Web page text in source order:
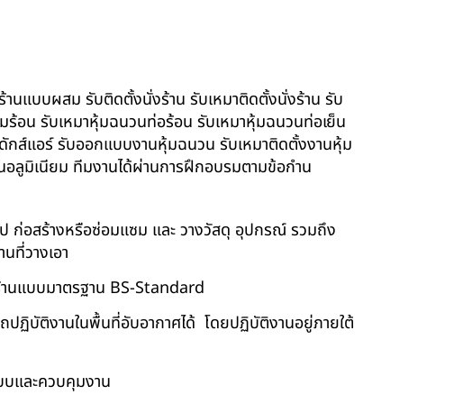
านแบบผสม รับติดตั้งนั่งร้าน รับเหมาติดตั้งนั่งร้าน รับ
อน รับเหมาหุ้มฉนวนท่อร้อน รับเหมาหุ้มฉนวนท่อเย็น
กส์แอร์ รับออกแบบงานหุ้มฉนวน รับเหมาติดตั้งงานหุ้ม
มิเนียม ทีมงานได้ผ่านการฝึกอบรมตามข้อกำน
ก่อสร้างหรือซ่อมแซม และ วางวัสดุ อุปกรณ์ รวมถึง
ที่วางเอา
นแบบมาตรฐาน BS-Standard
ฏิบัติงานในพื้นที่อับอากาศได้ โดยปฏิบัติงานอยู่ภายใต้
และควบคุมงาน